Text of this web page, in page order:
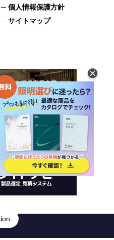
個人情報保護方針
サイトマップ